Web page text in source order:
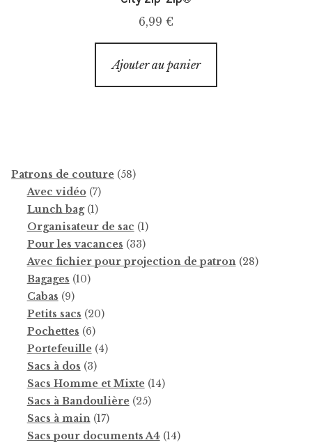
6,99 €
Ajouter au panier
Patrons de couture 5858
Avec vidéo 77
produits
Lunch bag 11
produit
Organisateur de sac 11
produit
Pour les vacances 3333
produits
Avec fichier pour projection de patron 2828
Bagages 1010
Cabas 99
produits
Petits sacs 2020
Pochettes 66
produits
Portefeuille 44
Sacs à dos 33
produits
Sacs Homme et Mixte 1414
Sacs à Bandoulière 2525
Sacs à main 1717
produits
Sacs pour documents A4 1414